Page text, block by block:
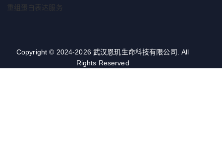
重组蛋白表达服务
Copyright © 2024-2026 武汉恩玑生命科技有限公司. All
Rights Reserved